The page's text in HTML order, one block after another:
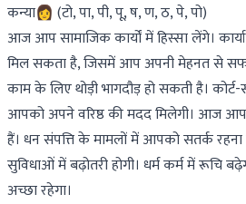
कन्या👩 (टो, पा, पी, पू, ष, ण, ठ, पे, पो)
आज आप सामाजिक कार्यों में हिस्सा लेंगे।
मिल सकता है, जिसमें आप अपनी मेहनत से
काम के लिए थोड़ी भागदौड़ हो सकती है।
आपको अपने वरिष्ठ की मदद मिलेगी। आज
हैं। धन संपत्ति के मामलों में आपको सतर्क
सुविधाओं में बढ़ोतरी होगी। धर्म कर्म में रूचि
अच्छा रहेगा।